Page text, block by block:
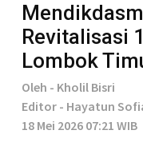
Revitalisasi
Lombok
Oleh - Kholil Bisri
Editor - Hayatun
18 Mei 2026 07:21 WIB